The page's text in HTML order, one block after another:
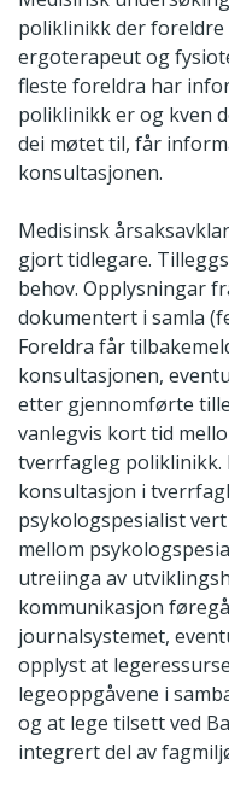
poliklinikk der
ergoterapeut og
fleste foreldra har
poliklinikk er og kven
dei møtet til, får
konsultasjonen.
Medisinsk
gjort tidlegare.
behov. Opplysningar
dokumentert i samla
Foreldra får
konsultasjonen,
etter gjennomførte
vanlegvis kort tid
tverrfagleg poliklinikk.
konsultasjon i
psykologspesialist
mellom
utreiinga av
kommunikasjon
journalsystemet,
opplyst at
legeoppgåvene i
og at lege tilsett ved
integrert del av